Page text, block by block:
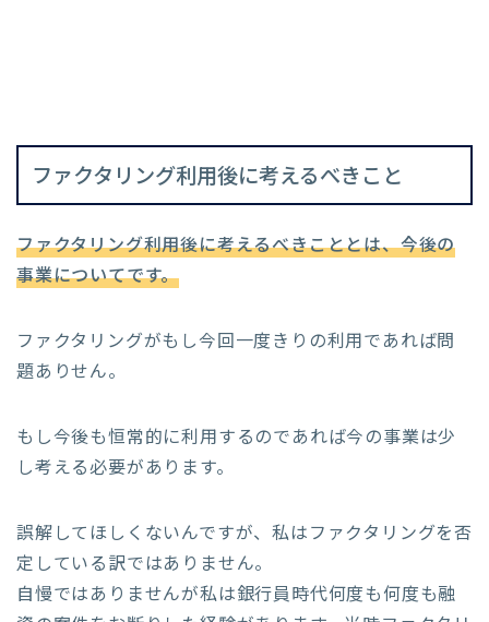
ファクタリング利用後に考えるべきこと
ファクタリング利用後に考えるべきこととは、今後の
事業についてです。
ファクタリングがもし今回一度きりの利用であれば問
題ありせん。
もし今後も恒常的に利用するのであれば今の事業は少
し考える必要があります。
誤解してほしくないんですが、私はファクタリングを否
定している訳ではありません。
自慢ではありませんが私は銀行員時代何度も何度も融